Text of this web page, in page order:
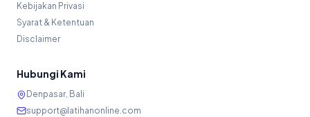
Kebijakan Privasi
Syarat & Ketentuan
Disclaimer
Hubungi Kami
Denpasar, Bali
support@latihanonline.com